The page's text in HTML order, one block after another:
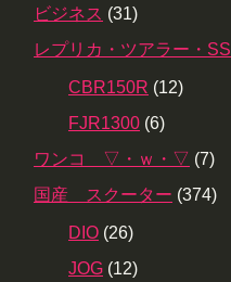
ビジネス (31)
レプリカ・ツアラー・SS
CBR150R (12)
FJR1300 (6)
ワンコ ▽・ｗ・▽ (7)
国産 スクーター (374)
DIO (26)
JOG (12)